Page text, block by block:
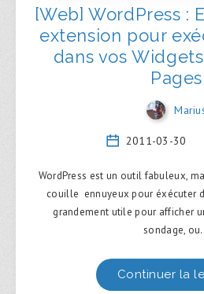
[Web] WordPress :
extension pour
dans vos
Pages
2011-03-30
WordPress est un outil fabuleux,
couille ennuyeux pour éxécuter
grandement utile pour afficher
sondage,
Continuer la